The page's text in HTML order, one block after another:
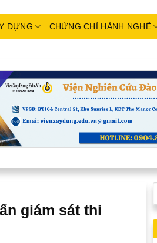
DỰNG CHỨNG CHỈ HÀNH NGHỀ
giám sát thi